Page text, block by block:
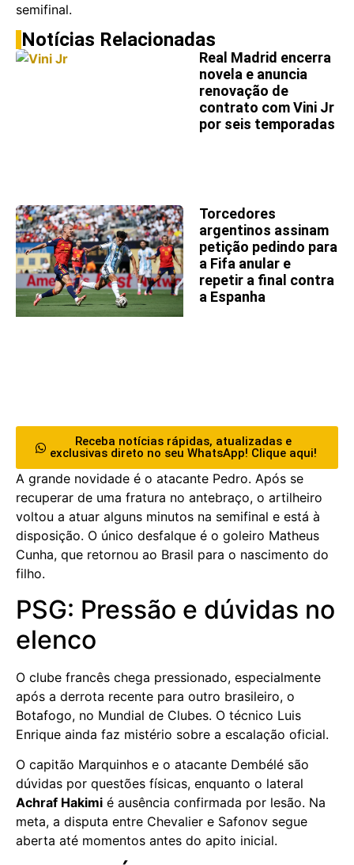
semifinal.
Notícias Relacionadas
Real Madrid encerra
novela e anuncia
renovação de
contrato com Vini Jr
por seis temporadas
Torcedores
argentinos assinam
petição pedindo para
a Fifa anular e
repetir a final contra
a Espanha
Receba notícias rápidas, atualizadas e
exclusivas direto no seu WhatsApp! Clique aqui!
A grande novidade é o atacante Pedro. Após se
recuperar de uma fratura no antebraço, o artilheiro
voltou a atuar alguns minutos na semifinal e está à
disposição. O único desfalque é o goleiro Matheus
Cunha, que retornou ao Brasil para o nascimento do
filho.
PSG: Pressão e dúvidas no
elenco
O clube francês chega pressionado, especialmente
após a derrota recente para outro brasileiro, o
Botafogo, no Mundial de Clubes. O técnico Luis
Enrique ainda faz mistério sobre a escalação oficial.
O capitão Marquinhos e o atacante Dembélé são
dúvidas por questões físicas, enquanto o lateral
Achraf Hakimi é ausência confirmada por lesão. Na
meta, a disputa entre Chevalier e Safonov segue
aberta até momentos antes do apito inicial.